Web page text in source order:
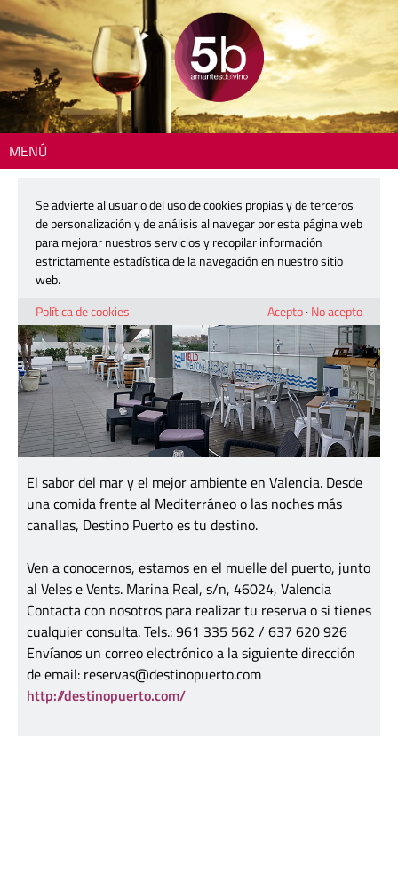
MENÚ
Destino Puerto
El sabor del mar y el mejor ambiente en Valencia. Desde
una comida frente al Mediterráneo o las noches más
canallas, Destino Puerto es tu destino.
Ven a conocernos, estamos en el muelle del puerto, junto
al Veles e Vents. Marina Real, s/n, 46024, Valencia
Contacta con nosotros para realizar tu reserva o si tienes
cualquier consulta. Tels.: 961 335 562 / 637 620 926
Envíanos un correo electrónico a la siguiente dirección
de email: reservas@destinopuerto.com
http://destinopuerto.com/
Se advierte al usuario del uso de cookies propias y de terceros
de personalización y de análisis al navegar por esta página web
para mejorar nuestros servicios y recopilar información
estrictamente estadística de la navegación en nuestro sitio
web.
Política de cookies
Acepto· No acepto